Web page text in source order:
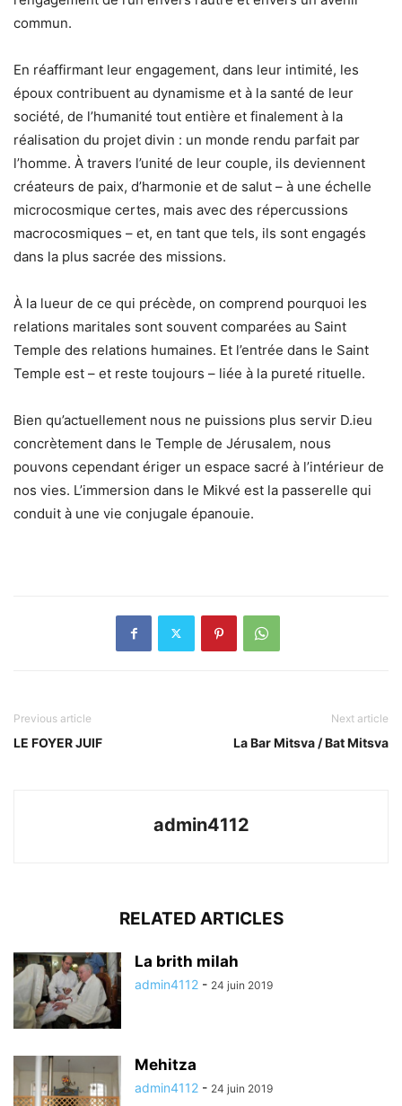
commun.
En réaffirmant leur engagement, dans leur intimité, les
époux contribuent au dynamisme et à la santé de leur
société, de l’humanité tout entière et finalement à la
réalisation du projet divin : un monde rendu parfait par
l’homme. À travers l’unité de leur couple, ils deviennent
créateurs de paix, d’harmonie et de salut – à une échelle
microcosmique certes, mais avec des répercussions
macrocosmiques – et, en tant que tels, ils sont engagés
dans la plus sacrée des missions.
À la lueur de ce qui précède, on comprend pourquoi les
relations maritales sont souvent comparées au Saint
Temple des relations humaines. Et l’entrée dans le Saint
Temple est – et reste toujours – liée à la pureté rituelle.
Bien qu’actuellement nous ne puissions plus servir D.ieu
concrètement dans le Temple de Jérusalem, nous
pouvons cependant ériger un espace sacré à l’intérieur de
nos vies. L’immersion dans le Mikvé est la passerelle qui
conduit à une vie conjugale épanouie.
Previous article
LE FOYER JUIF
Next article
La Bar Mitsva / Bat Mitsva
admin4112
RELATED ARTICLES
La brith milah
admin4112 - 24 juin 2019
Mehitza
admin4112 - 24 juin 2019